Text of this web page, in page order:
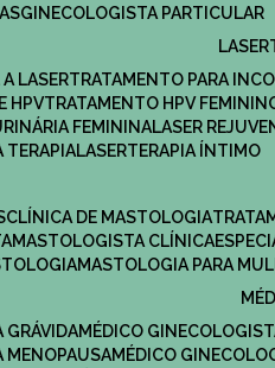
GINECOLOGISTA PARTICULAR
LASER
TRATAMENTO PARA
HPV
TRATAMENTO HPV
FEMININA LASER
TERAPIA LASERTERAPIA ÍNTIMO
CLÍNICA DE MASTOLOGIA
MASTOLOGISTA CLÍNICA
MASTOLOGIA PARA
GRÁVIDA
MÉDICO
MENOPAUSA
MÉDICO